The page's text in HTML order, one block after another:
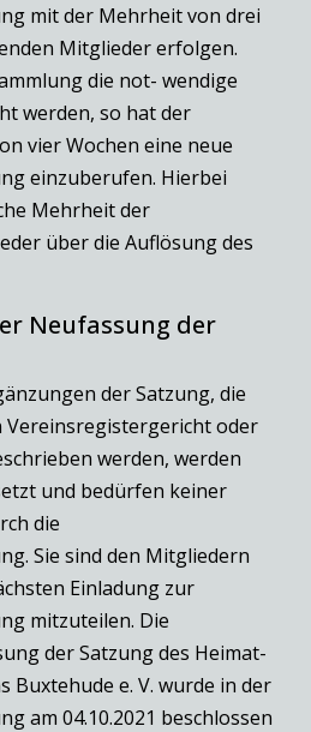
mit der Mehrheit von drei
Mitglieder erfolgen.
die not- wendige
werden, so hat der
vier Wochen eine neue
einzuberufen. Hierbei
Mehrheit der
über die Auflösung des
Neufassung der
der Satzung, die
Vereinsregistergericht oder
werden, werden
und bedürfen keiner
die
Sie sind den Mitgliedern
Einladung zur
mitzuteilen. Die
der Satzung des Heimat-
Buxtehude e. V. wurde in der
am 04.10.2021 beschlossen